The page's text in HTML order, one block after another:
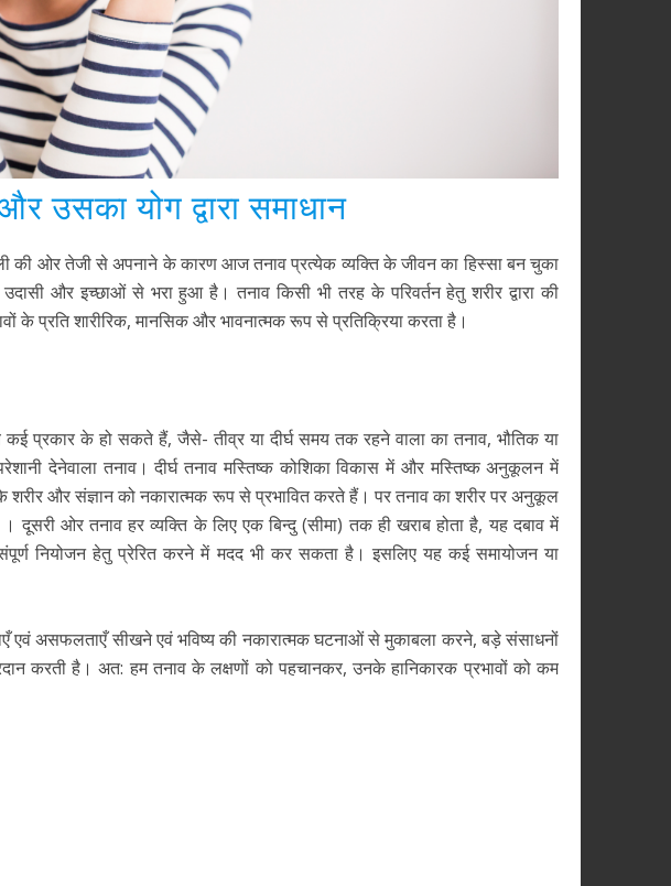
उसका योग द्वारा समाधान
की ओर तेजी से अपनाने के कारण आज तनाव प्रत्येक व्यक्ति के जीवन का हिस्सा बन चुका
और इच्छाओं से भरा हुआ है। तनाव किसी भी तरह के परिवर्तन हेतु शरीर द्वारा की
के प्रति शारीरिक, मानसिक और भावनात्मक रूप से प्रतिक्रिया करता है।
प्रकार के हो सकते हैं, जैसे- तीव्र या दीर्घ समय तक रहने वाला का तनाव, भौतिक या
देनेवाला तनाव। दीर्घ तनाव मस्तिष्क कोशिका विकास में और मस्तिष्क अनुकूलन में
शरीर और संज्ञान को नकारात्मक रूप से प्रभावित करते हैं। पर तनाव का शरीर पर अनुकूल
ओर तनाव हर व्यक्ति के लिए एक बिन्दु (सीमा) तक ही खराब होता है, यह दबाव में
नियोजन हेतु प्रेरित करने में मदद भी कर सकता है। इसलिए यह कई समायोजन या
एवं असफलताएँ सीखने एवं भविष्य की नकारात्मक घटनाओं से मुकाबला करने, बड़े संसाधनों
करती है। अत: हम तनाव के लक्षणों को पहचानकर, उनके हानिकारक प्रभावों को कम